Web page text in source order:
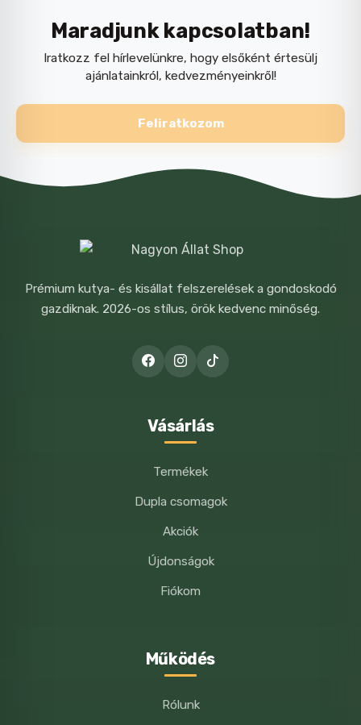
Maradjunk kapcsolatban!
Iratkozz fel hírlevelünkre, hogy elsőként értesülj
ajánlatainkról, kedvezményeinkről!
Feliratkozom
Prémium kutya- és kisállat felszerelések a gondoskodó
gazdiknak. 2026-os stílus, örök kedvenc minőség.
Vásárlás
Termékek
Dupla csomagok
Akciók
Újdonságok
Fiókom
Működés
Rólunk